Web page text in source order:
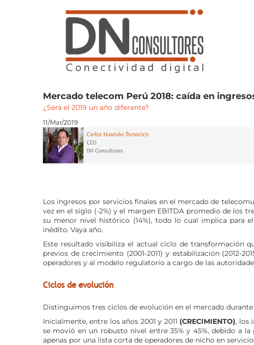
Mercado telecom Perú 2018: caída en
¿Será el 2019 un año diferente?
11/Mar/2019
Los ingresos por servicios finales en el mercado de
vez en el siglo (-2%) y el margen EBITDA promedio de los
su menor nivel histórico (14%), todo lo cual implica para
inédito. Vaya año.
Este resultado visibiliza el actual ciclo de transformación
previos de crecimiento (2001-2011) y estabilización (2012-
operadores y al modelo regulatorio a cargo de las
Ciclos de evolución
Distinguimos tres ciclos de evolución en el mercado
Inicialmente, entre los años 2001 y 2011 (CRECIMIENTO), los
se movió en un robusto nivel entre 35% y 45%, debido a
apenas por una lista corta de operadores de nicho en